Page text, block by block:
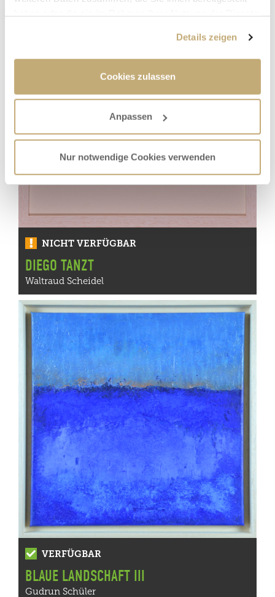
Details zeigen
Cookies zulassen
Anpassen
Nur notwendige Cookies verwenden
NICHT VERFÜGBAR
DIEGO TANZT
Waltraud Scheidel
VERFÜGBAR
BLAUE LANDSCHAFT III
Gudrun Schüler